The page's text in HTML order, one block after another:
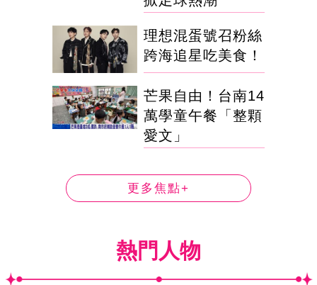
理想混蛋號召粉絲
跨海追星吃美食！
芒果自由！台南14
萬學童午餐「整顆
愛文」
更多焦點+
熱門人物